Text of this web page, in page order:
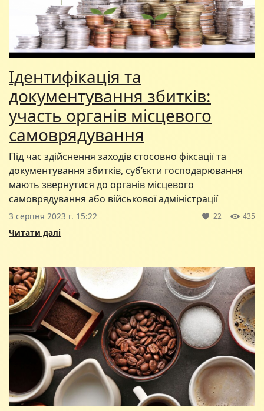
Ідентифікація та
документування збитків:
участь органів місцевого
самоврядування
Під час здійснення заходів стосовно фіксації та
документування збитків, суб’єкти господарювання
мають звернутися до органів місцевого
самоврядування або військової адміністрації
3 серпня 2023 г. 15:22 22 435
Читати далі